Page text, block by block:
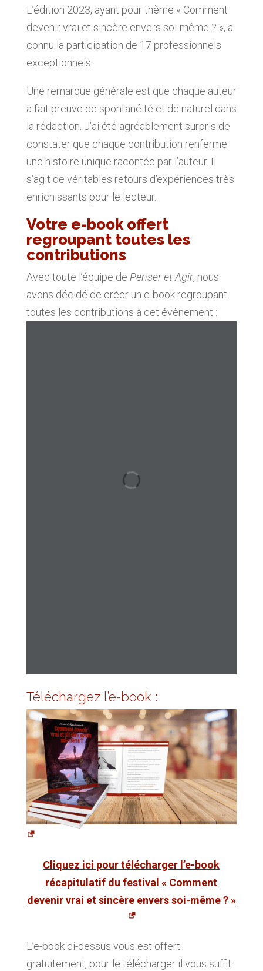
L’édition 2023, ayant pour thème « Comment
devenir vrai et sincère envers soi-même ? », a
connu la participation de 17 professionnels
exceptionnels.
Une remarque générale est que chaque auteur
a fait preuve de spontanéité et de naturel dans
la rédaction. J’ai été agréablement surpris de
constater que chaque contribution renferme
une histoire unique racontée par l’auteur. Il
s’agit de véritables retours d’expériences très
enrichissants pour le lecteur.
Votre e-book offert
regroupant toutes les
contributions
Avec toute l’équipe de Penser et Agir, nous
avons décidé de créer un e-book regroupant
toutes les contributions à cet évènement :
Téléchargez l’e-book :
Cliquez ici pour télécharger l’e-book
récapitulatif du festival « Comment
devenir vrai et sincère envers soi-même ? »
L’e-book ci-dessus vous est offert
gratuitement, pour le télécharger il vous suffit